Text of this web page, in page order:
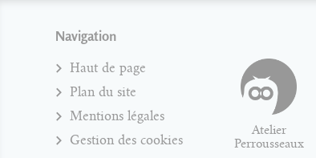
Navigation
Haut de page
Plan du site
Mentions légales
Gestion des cookies
Atelier
Perrousseaux